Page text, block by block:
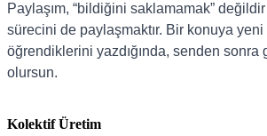
Paylaşım, “bildiğini saklamamak”
sürecini de paylaşmaktır. Bir konuya
öğrendiklerini yazdığında, senden sonra
olursun.
Kolektif Üretim